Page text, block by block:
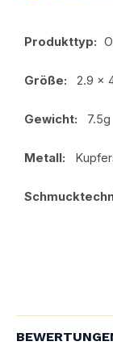
Produkttyp:
Größe: 2.9 x
Gewicht: 7.5g
Metall: